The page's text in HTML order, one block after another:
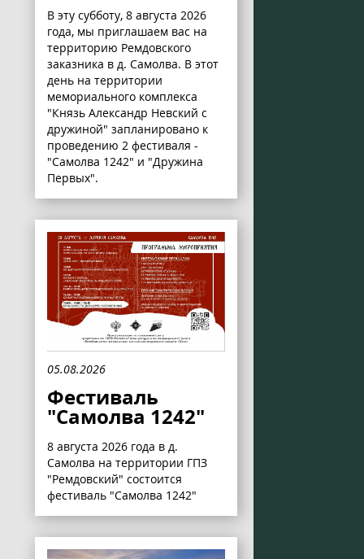
В эту субботу, 8 августа 2026
года, мы приглашаем вас на
территорию Ремдовского
заказника в д. Самолва. В этот
день на территории
мемориального комплекса
"Князь Александр Невский с
дружиной" запланировано к
проведению 2 фестиваля -
"Самолва 1242" и "Дружина
Первых".
05.08.2026
Фестиваль
"Самолва 1242"
8 августа 2026 года в д.
Самолва на территории ГПЗ
"Ремдовский" состоится
фестиваль "Самолва 1242"